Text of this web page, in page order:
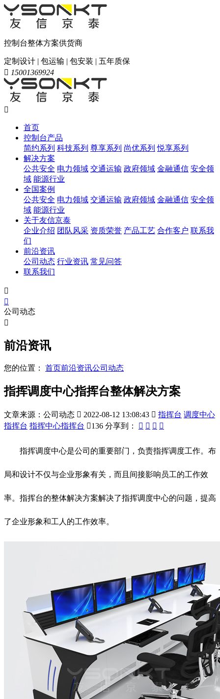
控制台整体方案供货商
定制设计 | 包运输 | 包安装 | 五年质保
 15001369924

首页
控制台产品
简约系列 科技系列 尊享系列 尚优系列 悦享系列
解决方案
公共安全 电力领域 交通运输 政府领域 金融通信 安全领
域 能源行业
全国案例
公共安全 电力领域 交通运输 政府领域 金融通信 安全领
域 能源行业
关于友信京泰
企业介绍 团队风采 资质荣誉 产品工艺 合作客户 联系我
们
前沿资讯
公司动态 行业资讯 常见问答
联系我们


公司动态

前沿资讯
您的位置： 首页前沿资讯公司动态
指挥调度中心指挥台整体解决方案
文章来源：公司动态  2022-08-12 13:08:43  指挥台 调度中心
指挥台 指挥中心指挥台 136 分享到：    
指挥调度中心是公司的重要部门，负责指挥调度工作。布
局和设计不仅与企业形象有关，而且间接影响员工的工作效
率。指挥台的整体解决方案解决了指挥调度中心的问题，提高
了企业形象和工人的工作效率。